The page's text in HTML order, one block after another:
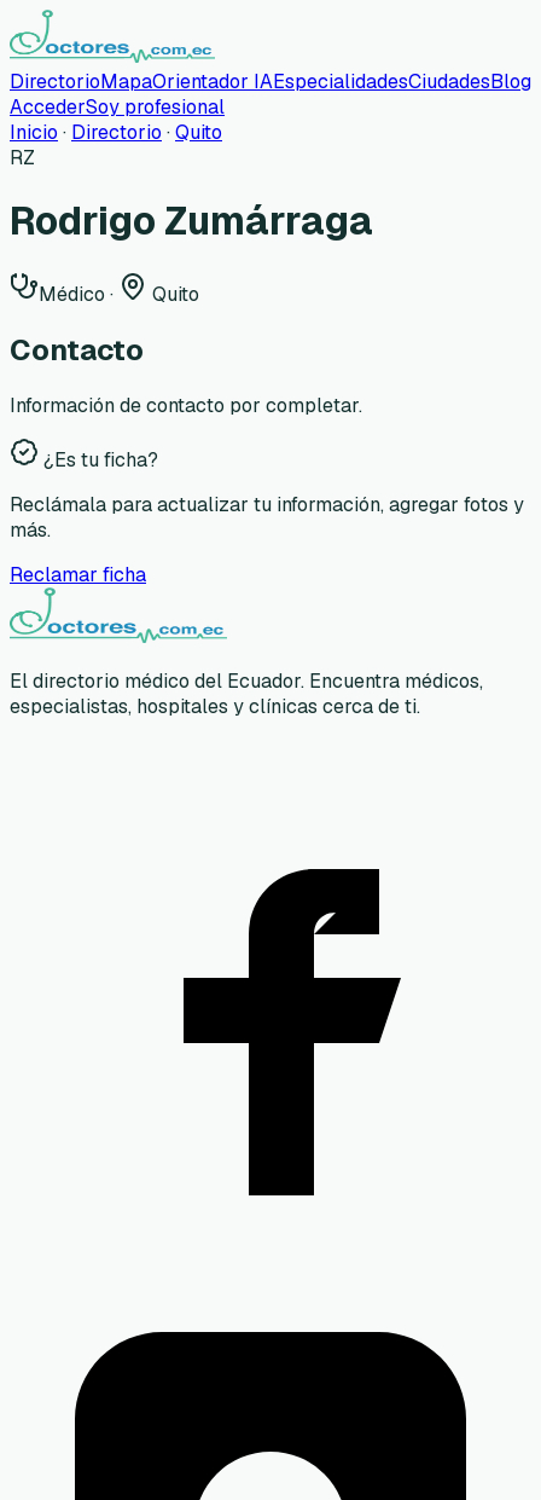
DirectorioMapaOrientador IAEspecialidadesCiudadesBlog
AccederSoy profesional
Inicio · Directorio ·Quito
RZ
Rodrigo Zumárraga
Médico · Quito
Contacto
Información de contacto por completar.
¿Es tu ficha?
Reclámala para actualizar tu información, agregar fotos y
más.
Reclamar ficha
El directorio médico del Ecuador. Encuentra médicos,
especialistas, hospitales y clínicas cerca de ti.